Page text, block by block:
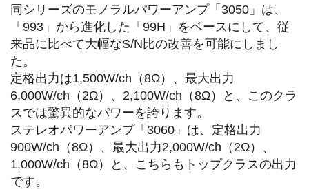
同シリーズのモノラルパワーアンプ「3050」は、
「993」から進化した「99H」をベースにして、従
来品に比べて大幅なS/N比の改善を可能にしまし
た。
定格出力は1,500W/ch（8Ω）、最大出力
6,000W/ch（2Ω）、2,100W/ch（8Ω）と、このクラ
スでは驚異的なパワーを誇ります。
ステレオパワーアンプ「3060」は、定格出力
900W/ch（8Ω）、最大出力2,000W/ch（2Ω）、
1,000W/ch（8Ω）と、こちらもトップクラスの出力
です。